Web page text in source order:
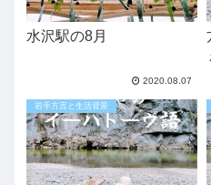
水沢駅の8月
2020.08.07
岩手方言と生活背景